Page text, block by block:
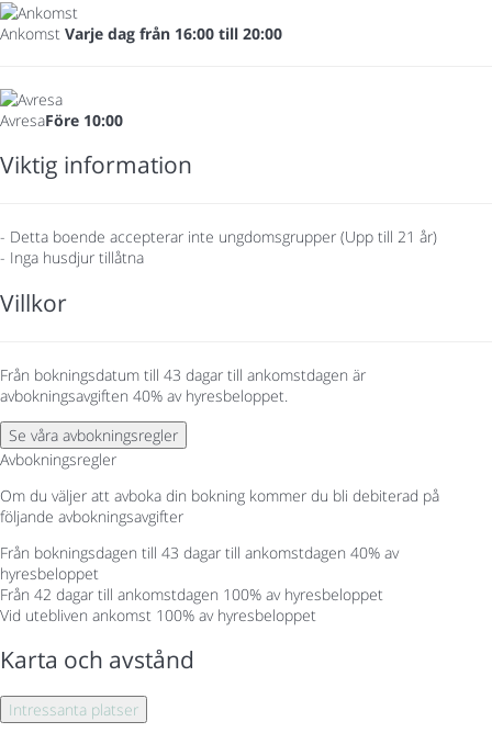
Ankomst Varje dag från 16:00 till 20:00
AvresaFöre 10:00
Viktig information
- Detta boende accepterar inte ungdomsgrupper (Upp till 21 år)
- Inga husdjur tillåtna
Villkor
Från bokningsdatum till 43 dagar till ankomstdagen är
avbokningsavgiften 40% av hyresbeloppet.
Se våra avbokningsregler
Avbokningsregler
Om du väljer att avboka din bokning kommer du bli debiterad på
följande avbokningsavgifter
Från bokningsdagen till 43 dagar till ankomstdagen 40% av
hyresbeloppet
Från 42 dagar till ankomstdagen 100% av hyresbeloppet
Vid utebliven ankomst 100% av hyresbeloppet
Karta och avstånd
Intressanta platser